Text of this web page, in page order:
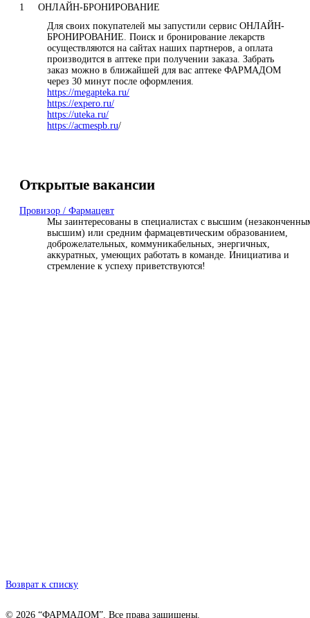
1
ОНЛАЙН-БРОНИРОВАНИЕ
Для своих покупателей мы запустили сервис ОНЛАЙН-
БРОНИРОВАНИЕ. Поиск и бронирование лекарств
осуществляются на сайтах наших партнеров, а оплата
производится в аптеке при получении заказа. Забрать
заказ можно в ближайшей для вас аптеке ФАРМАДОМ
через 30 минут после оформления.
https://megapteka.ru/
https://expero.ru/
https://uteka.ru/
https://acmespb.ru/
Открытые вакансии
Провизор / Фармацевт
Мы заинтересованы в специалистах с высшим
высшим) или средним фармацевтическим образованием,
доброжелательных, коммуникабельных, энергичных,
аккуратных, умеющих работать в команде. Инициатива и
стремление к успеху приветствуются!
Возврат к списку
© 2026 “ФАРМАДОМ”. Все права защищены.